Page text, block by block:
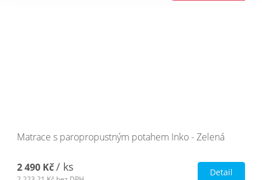
Matrace s paropropustným potahem Inko - Zelená
2 490 Kč/ ks Detail